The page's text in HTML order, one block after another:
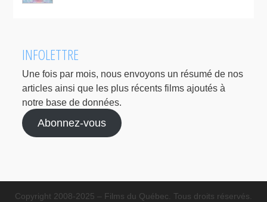
INFOLETTRE
Une fois par mois, nous envoyons un résumé de nos
articles ainsi que les plus récents films ajoutés à
notre base de données.
Abonnez-vous
Copyright 2008-2025 – Films du Québec. Tous droits réservés.